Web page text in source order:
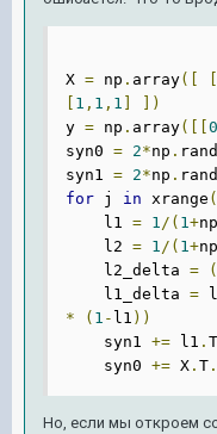
X = np . array([
1 , 1 , 1
])
y = np . array([[ 0
syn0 = 2*np .
syn1 = 2*np .
for j in xrange (
    l1
= 1/( 1+np
    l2
= 1/( 1+np
    l2_delta
= (
    l1_delta
=
*
( 1 - l1 ))
    syn1
+= l1 . T
    syn0
+= X . T .
Но, если мы откроем